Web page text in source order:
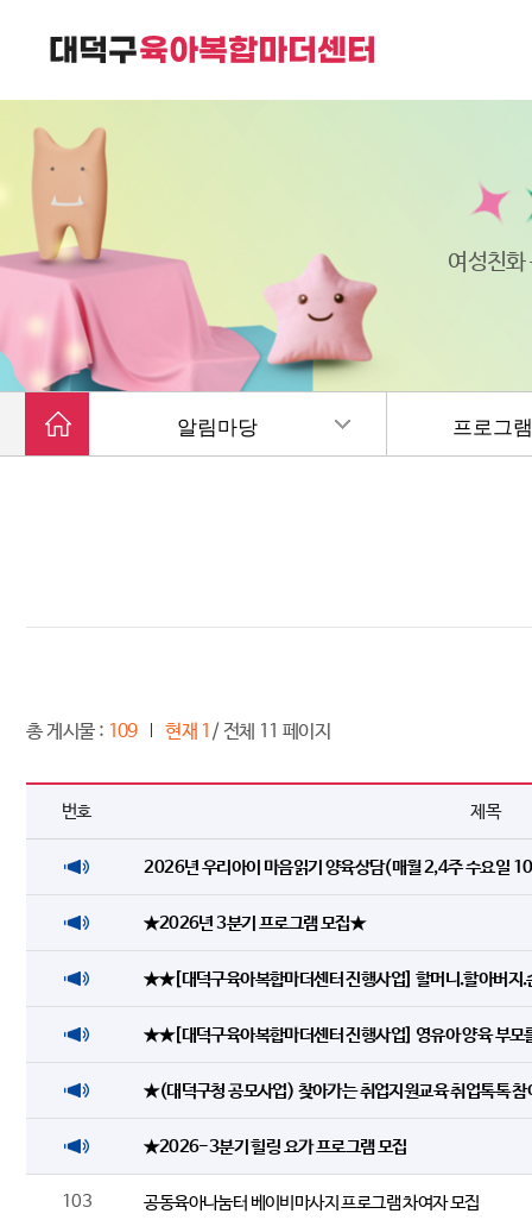
대덕구육아복합마더센터는
여성친화
알림마당 프로그
총 게시물 : 109 현재 1 / 전체 11 페이지
번호 제목
2026년 우리아이 마음읽기 양육상담(매월 2,4주 수요일
★2026년 3분기 프로그램 모집★
★★[대덕구육아복합마더센터 진행사업] 할머니.할아버
★★[대덕구육아복합마더센터 진행사업] 영유아 양육 부
★(대덕구청 공모사업) 찾아가는 취업지원교육 취업톡톡
★2026-3분기 힐링 요가 프로그램 모집
103 공동육아나눔터 베이비마사지 프로그램 차여자 모집